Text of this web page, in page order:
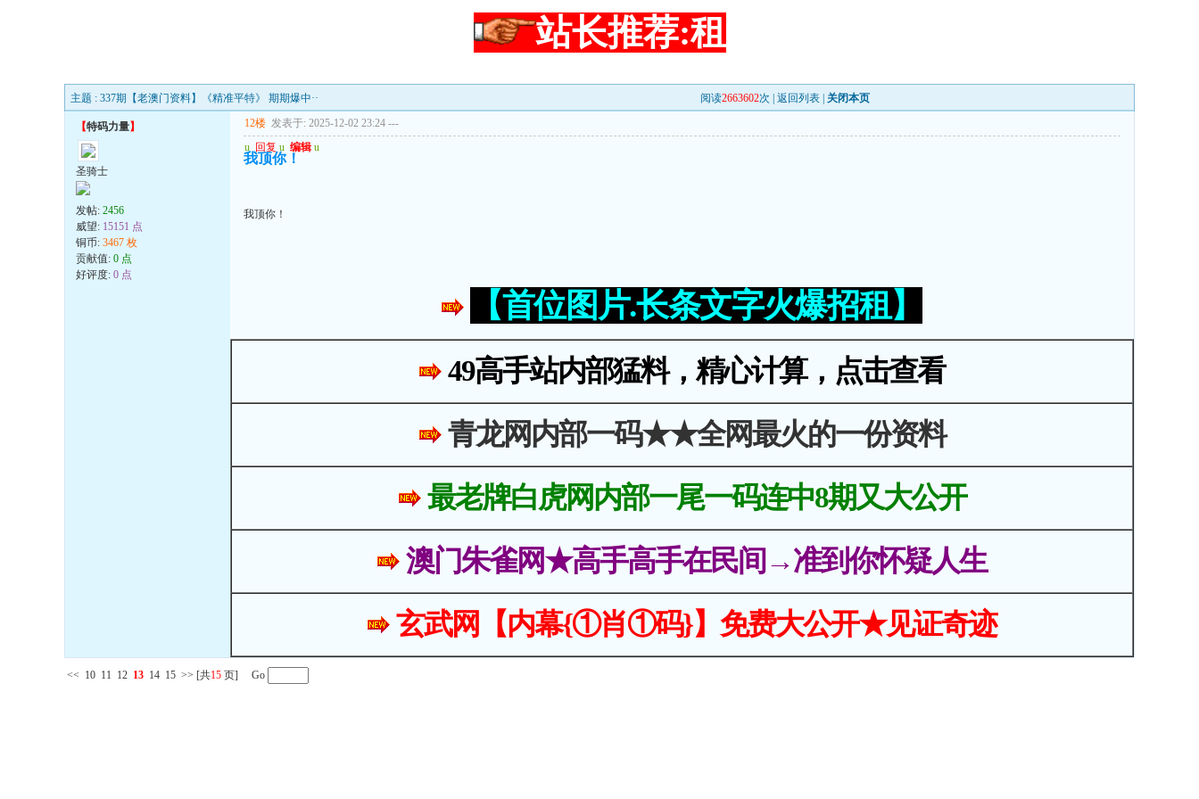
站长推荐:租
主题 : 337期【老澳门资料】《精准平特》 期期爆中·· 阅读2663602次 | 返回列表 关闭本页
【特码力量】
圣骑士
发帖: 2456
威望: 15151 点
铜币: 3467 枚
贡献值: 0 点
好评度: 0 点
12楼 发表于: 2025-12-02 23:24 ---
u 回复 u 编辑 u
我顶你！
我顶你！
【首位图片.长条文字火爆招租】
49高手站内部猛料，精心计算，点击查看
青龙网内部一码★★全网最火的一份资料
最老牌白虎网内部一尾一码连中8期又大公开
澳门朱雀网★高手高手在民间→准到你怀疑人生
玄武网【内幕{①肖①码}】免费大公开★见证奇迹
<< 10 11 12 13 14 15 >> [共15 页] Go